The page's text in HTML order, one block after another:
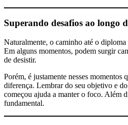
Superando desafios ao longo
Naturalmente, o caminho até o
Em alguns momentos, podem surgir
de desistir.
Porém, é justamente nesses momentos
diferença. Lembrar do seu objetivo e
começou ajuda a manter o foco. Além
fundamental.